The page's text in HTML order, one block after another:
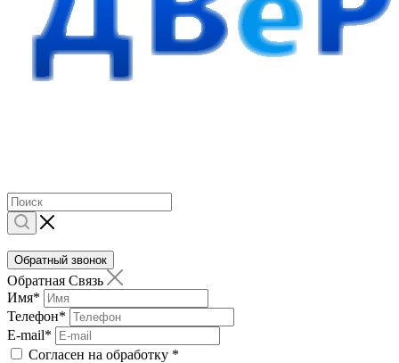
Обратный звонок
Обратная Связь
Имя*
Телефон*
E-mail*
Согласен на обработку *